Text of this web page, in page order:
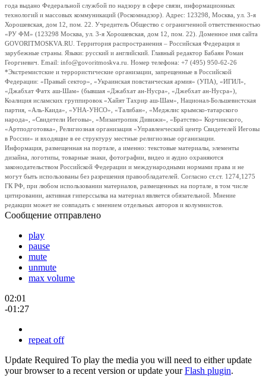
года выдано Федеральной службой по надзору в сфере связи, информационных
технологий и массовых коммуникаций (Роскомнадзор). Адрес: 123298, Москва, ул. 3-я
Хорошевская, дом 12, пом. 22. Учредитель Общество с ограниченной ответственностью
«РУ ФМ» (123298 Москва, ул. 3-я Хорошевская, дом 12, пом. 22). Доменное имя сайта
GOVORITMOSKVA.RU. Территория распространения – Российская Федерация и
зарубежные страны. Языки: русский и английский. Главный редактор Бабаян Роман
Георгиевич. Email: info@govoritmoskva.ru. Номер телефона: +7 (495) 950-62-26
*Экстремистские и террористические организации, запрещенные в Российской
Федерации: «Правый сектор», «Украинская повстанческая армия» (УПА), «ИГИЛ»,
«Джабхат Фатх аш-Шам» (бывшая «Джабхат ан-Нусра», «Джебхат ан-Нусра»),
Коалиция исламских группировок «Хайят Тахрир аш-Шам», Национал-Большевистская
партия, «Аль-Каида», «УНА-УНСО», «Талибан», «Меджлис крымско-татарского
народа», «Свидетели Иеговы», «Мизантропик Дивижн», «Братство» Корчинского,
«Артподготовка», Религиозная организация «Управленческий центр Свидетелей Иеговы
в России» и входящие в ее структуру местные религиозные организации.
Информация, размещенная на портале, а именно: текстовые материалы, элементы
дизайна, логотипы, товарные знаки, фотографии, видео и аудио охраняются
законодательством Российской Федерации и международными нормами права и не
могут быть использованы без разрешения правообладателей. Согласно ст.ст. 1274,1275
ГК РФ, при любом использовании материалов, размещенных на портале, в том числе
цитировании, активная гиперссылка на материал является обязательной. Мнение
редакции может не совпадать с мнением отдельных авторов и колумнистов.
Сообщение отправлено
play
pause
mute
unmute
max volume
02:01
-01:27
repeat off
Update Required To play the media you will need to either update
your browser to a recent version or update yourFlash plugin.